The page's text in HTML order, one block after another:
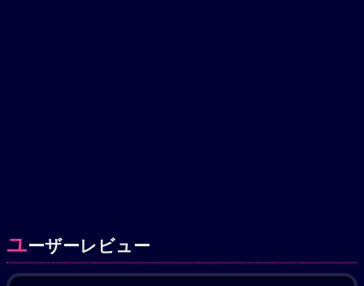
ユーザーレビュー